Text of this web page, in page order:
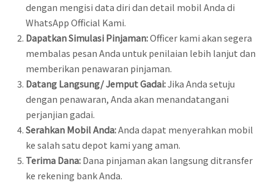
dengan mengisi data diri dan detail mobil Anda di
WhatsApp Official Kami.
Dapatkan Simulasi Pinjaman:Officer kami akan segera
membalas pesan Anda untuk penilaian lebih lanjut dan
memberikan penawaran pinjaman.
Datang Langsung/ Jemput Gadai:Jika Anda setuju
dengan penawaran, Anda akan menandatangani
perjanjian gadai.
Serahkan Mobil Anda:Anda dapat menyerahkan mobil
ke salah satu depot kami yang aman.
Terima Dana:Dana pinjaman akan langsung ditransfer
ke rekening bank Anda.